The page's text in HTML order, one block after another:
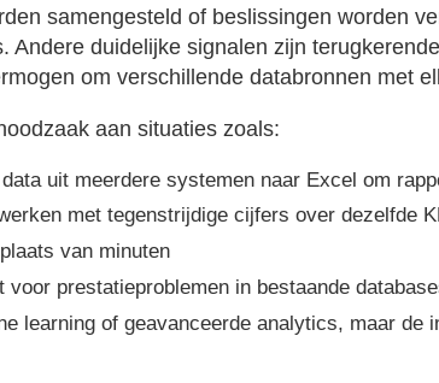
samengesteld of beslissingen worden
Andere duidelijke signalen zijn
om verschillende databronnen met
aan situaties zoals:
uit meerdere systemen naar Excel om
met tegenstrijdige cijfers over dezelfde
van minuten
voor prestatieproblemen in bestaande
learning of geavanceerde analytics, maar de